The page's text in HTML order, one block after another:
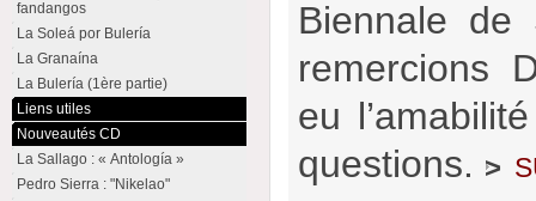
Biennale de
remercions
eu
questions. >
fandangos
La Soleá por Bulería
La Granaína
La Bulería (1ère partie)
Liens utiles
Nouveautés CD
La Sallago : « Antología »
Pedro Sierra : "Nikelao"